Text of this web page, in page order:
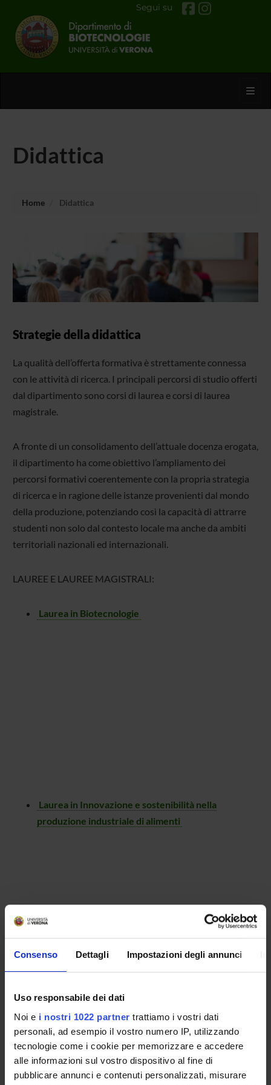
Consenso Dettagli Impostazioni degli annunci
Uso responsabile dei dati
Noi e i nostri 1022 partner trattiamo i vostri dati
personali, ad esempio il vostro numero IP, utilizzando
tecnologie come i cookie per memorizzare e accedere
alle informazioni sul vostro dispositivo al fine di
pubblicare annunci e contenuti personalizzati, misurare
Segui su
Didattica
Home Didattica
Strategie della didattica
La qualità dell’offerta formativa è strettamente connessa
con le attività di ricerca. I principali percorsi di studio offerti
dal dipartimento sono corsi di laurea e corsi di laurea
magistrale.
A fronte di un consolidamento dell’attuale docenza erogata,
il dipartimento ha come obiettivo l’ampliamento dei
percorsi formativi coerentemente con la propria strategia
di ricerca e in ragione delle istanze provenienti dal mondo
della produzione, potenziando così la capacità di attrarre
studenti non solo dal contesto locale ma anche da ambiti
territoriali nazionali ed internazionali.
LAUREE E LAUREE MAGISTRALI:
Laurea in Biotecnologie
Laurea in Innovazione e sostenibilità nella
produzione industriale di alimenti
Laurea in Scienze e tecnologie viticole ed
enologiche